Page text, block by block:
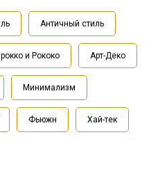
Античный стиль
и Рококо Арт-Деко
Минимализм
Фьюжн Хай-тек